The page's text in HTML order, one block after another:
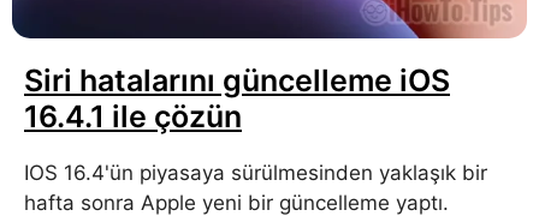
Siri hatalarını güncelleme iOS
16.4.1 ile çözün
IOS 16.4'ün piyasaya sürülmesinden yaklaşık bir
hafta sonra Apple yeni bir güncelleme yaptı.